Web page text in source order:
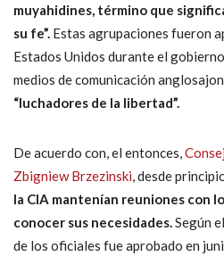
muyahidines, término que
su fe”. Estas agrupaciones fueron
Estados Unidos durante el
medios de comunicación
“luchadores de la libertad”.
De acuerdo con, el entonces,
Zbigniew Brzezinski , desde
la CIA mantenían reuniones con
conocer sus necesidades. Según
de los oficiales fue aprobado en